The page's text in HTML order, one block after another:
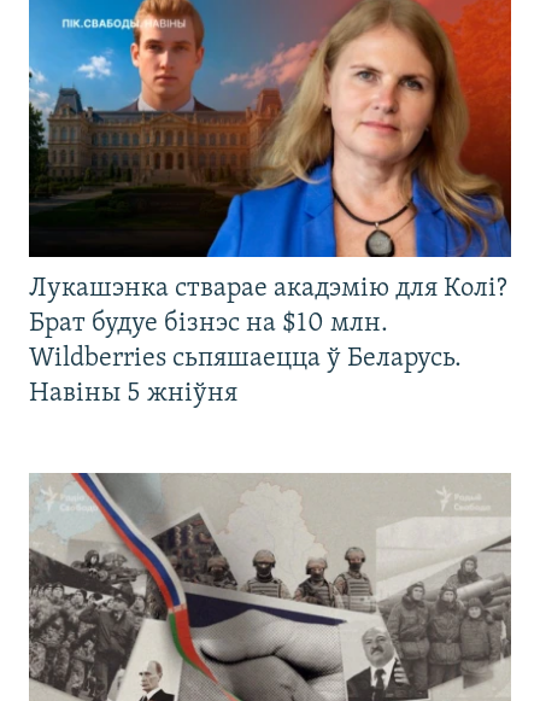
Лукашэнка стварае акадэмію для Колі?
Брат будуе бізнэс на $10 млн.
Wildberries сьпяшаецца ў Беларусь.
Навіны 5 жніўня